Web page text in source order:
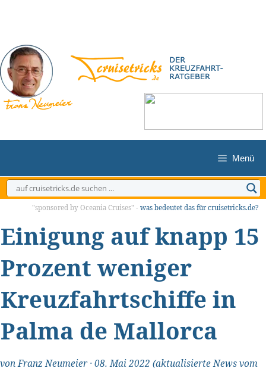
springen
Menü
"sponsored by Oceania Cruises" - was bedeutet das für cruisetricks.de?
Einigung auf knapp 15
Prozent weniger
Kreuzfahrtschiffe in
Palma de Mallorca
vonFranz Neumeier·08. Mai 2022 (aktualisierte News vom